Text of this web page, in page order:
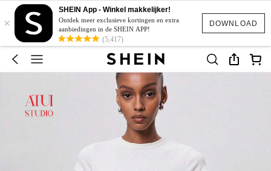
DOWNLOAD
×
SHEIN App - Winkel makkelijker!
Ontdek meer exclusieve kortingen en extra
aanbiedingen in de SHEIN APP!
(5,417)